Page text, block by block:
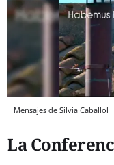
Mensajes de Silvia Caballol
La